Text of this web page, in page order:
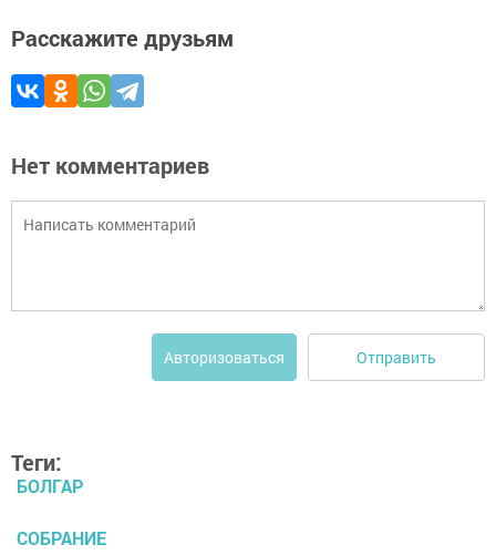
Расскажите друзьям
Нет комментариев
Авторизоваться Отправить
Теги:
БОЛГАР
СОБРАНИЕ